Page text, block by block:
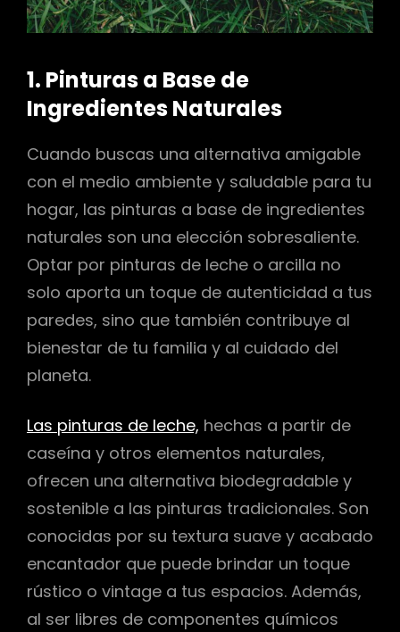
1. Pinturas a Base de
Ingredientes Naturales
Cuando buscas una alternativa amigable
con el medio ambiente y saludable para tu
hogar, las pinturas a base de ingredientes
naturales son una elección sobresaliente.
Optar por pinturas de leche o arcilla no
solo aporta un toque de autenticidad a tus
paredes, sino que también contribuye al
bienestar de tu familia y al cuidado del
planeta.
Las pinturas de leche, hechas a partir de
caseína y otros elementos naturales,
ofrecen una alternativa biodegradable y
sostenible a las pinturas tradicionales. Son
conocidas por su textura suave y acabado
encantador que puede brindar un toque
rústico o vintage a tus espacios. Además,
al ser libres de componentes químicos